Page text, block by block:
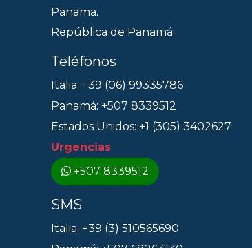
Panama.
República de Panamá.
Teléfonos
Italia: +39 (06) 99335786
Panamá: +507 8339512
Estados Unidos: +1 (305) 3402627
Urgencias
+507 8339512
SMS
Italia: +39 (3) 510565690